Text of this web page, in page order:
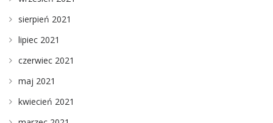
sierpień 2021
lipiec 2021
czerwiec 2021
maj 2021
kwiecień 2021